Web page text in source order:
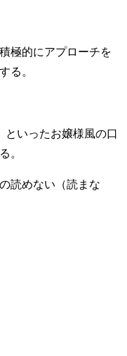
極的にアプローチを
る。
といったお嬢様風の口
。
読めない（読まな